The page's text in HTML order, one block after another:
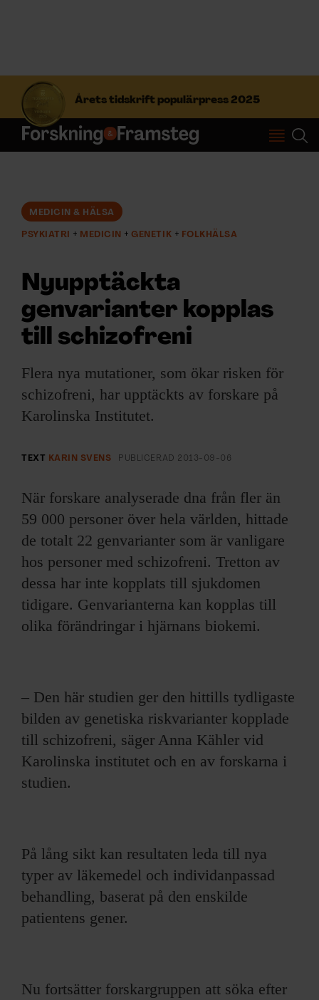
Årets tidskrift populärpress 2025
S
f
t
Prenumerera
ÄMNEN
ARKIV & E-TIDNING
EVENEMANG & RESOR
SKRIV I F&F
PRENUMERERA PÅ F&F
ANNONSERA I F&F
OM F&F
MEDICIN & HÄLSA
PSYKIATRI MEDICIN GENETIK FOLKHÄLSA
Nyupptäckta
genvarianter kopplas
till schizofreni
Flera nya mutationer, som ökar risken för
schizofreni, har upptäckts av forskare på
Karolinska Institutet.
TEXT KARIN SVENS PUBLICERAD 2013-09-06
När forskare analyserade dna från fler än
59 000 personer över hela världen, hittade
de totalt 22 genvarianter som är vanligare
hos personer med schizofreni. Tretton av
dessa har inte kopplats till sjukdomen
tidigare. Genvarianterna kan kopplas till
olika förändringar i hjärnans biokemi.
– Den här studien ger den hittills tydligaste
bilden av genetiska riskvarianter kopplade
till schizofreni, säger Anna Kähler vid
Karolinska institutet och en av forskarna i
studien.
På lång sikt kan resultaten leda till nya
typer av läkemedel och individanpassad
behandling, baserat på den enskilde
patientens gener.
Nu fortsätter forskargruppen att söka efter